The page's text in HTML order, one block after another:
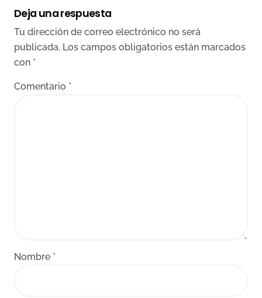
Deja una respuesta
Tu dirección de correo electrónico no será
publicada. Los campos obligatorios están marcados
con *
Comentario *
Nombre *